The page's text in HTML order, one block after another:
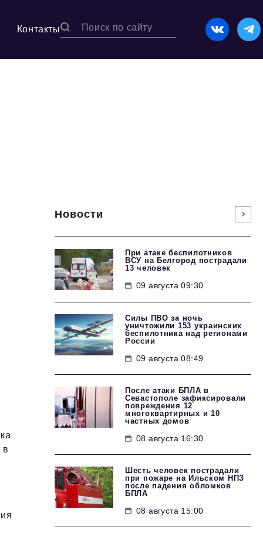
Контакты
в
Новости
При атаке беспилотников
ВСУ на Белгород пострадали
13 человек
09 августа 09:30
Силы ПВО за ночь
уничтожили 153 украинских
беспилотника над регионами
России
09 августа 08:49
После атаки БПЛА в
Севастополе зафиксировали
повреждения 12
многоквартирных и 10
частных домов
08 августа 16:30
Шесть человек пострадали
при пожаре на Ильском НПЗ
после падения обломков
БПЛА
08 августа 15:00